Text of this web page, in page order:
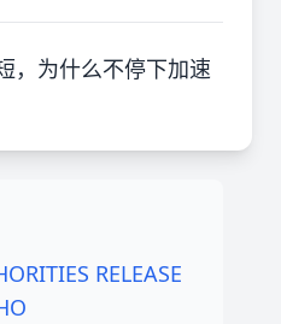
，为什么不停下加速
RELEASE